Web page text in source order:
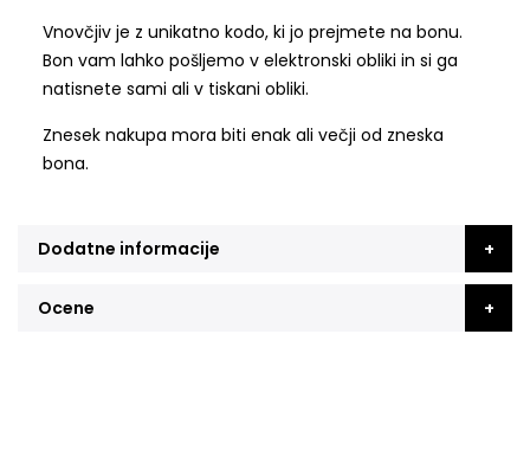
Vnovčjiv je z unikatno kodo, ki jo prejmete na bonu.
Bon vam lahko pošljemo v elektronski obliki in si ga
natisnete sami ali v tiskani obliki.
Znesek nakupa mora biti enak ali večji od zneska
bona.
Dodatne informacije
Ocene